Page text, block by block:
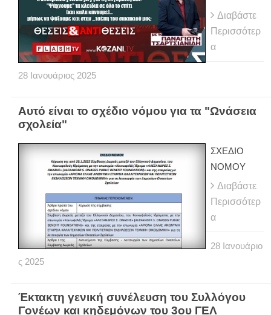
Διαβάστε
Περισσότερ
α
28 Ιανουάριος 2025
Αυτό είναι το σχέδιο νόμου για τα "Ωνάσεια
σχολεία"
ΣΧΕΔΙΟ
ΝΟΜΟΥ
Διαβάστε
Περισσότερ
α
28 Ιανουάριο
ς 2025
Έκτακτη γενική συνέλευση του Συλλόγου
Γονέων και κηδεμόνων του 3ου ΓΕΛ